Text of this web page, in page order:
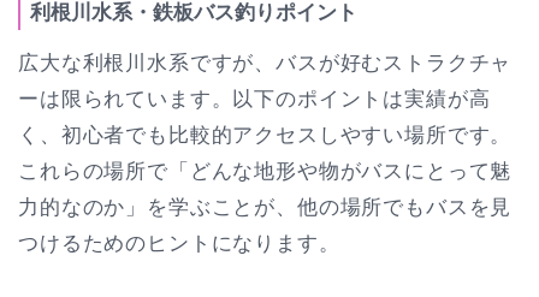
利根川水系・鉄板バス釣りポイント
広大な利根川水系ですが、バスが好むストラクチャ
ーは限られています。以下のポイントは実績が高
く、初心者でも比較的アクセスしやすい場所です。
これらの場所で「どんな地形や物がバスにとって魅
力的なのか」を学ぶことが、他の場所でもバスを見
つけるためのヒントになります。